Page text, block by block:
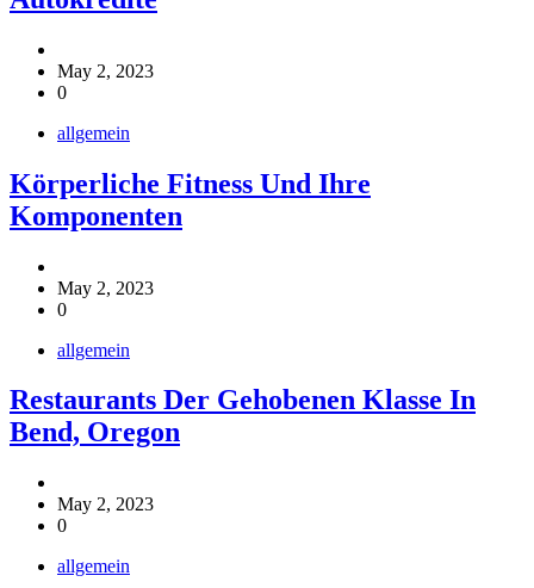
May 2, 2023
0
allgemein
Körperliche Fitness Und Ihre
Komponenten
May 2, 2023
0
allgemein
Restaurants Der Gehobenen Klasse In
Bend, Oregon
May 2, 2023
0
allgemein